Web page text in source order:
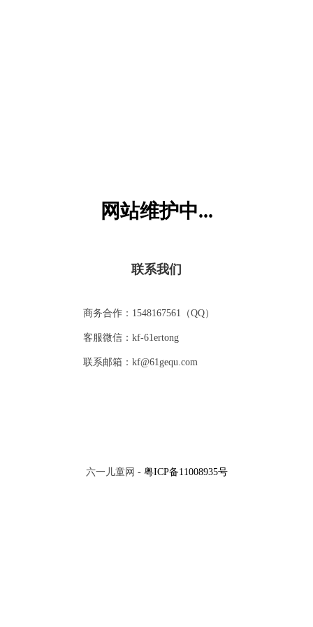
网站维护中...
联系我们
商务合作：1548167561（QQ）
客服微信：kf-61ertong
联系邮箱：kf@61gequ.com
六一儿童网 - 粤ICP备11008935号